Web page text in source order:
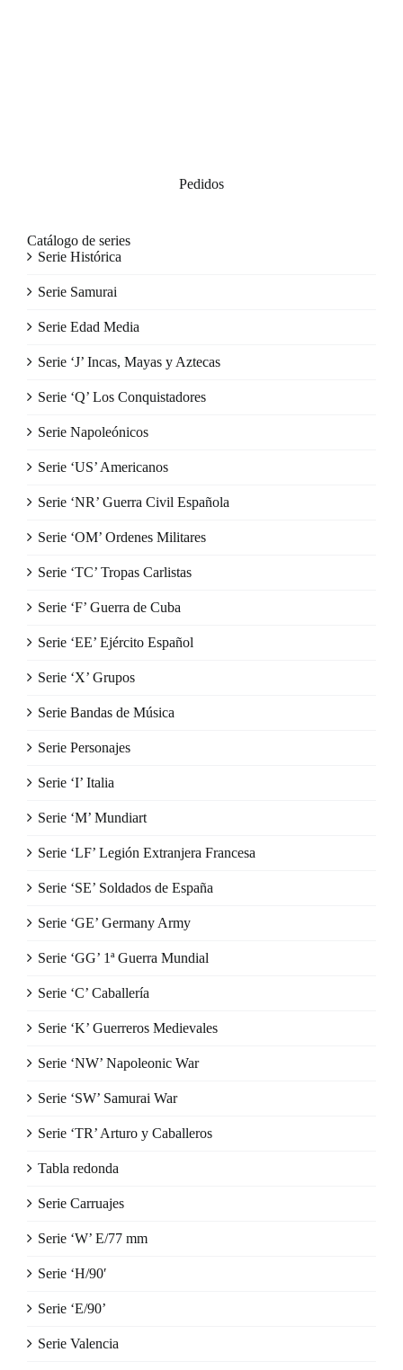
Pedidos
Catálogo de series
Serie Histórica
Serie Samurai
Serie Edad Media
Serie ‘J’ Incas, Mayas y Aztecas
Serie ‘Q’ Los Conquistadores
Serie Napoleónicos
Serie ‘US’ Americanos
Serie ‘NR’ Guerra Civil Española
Serie ‘OM’ Ordenes Militares
Serie ‘TC’ Tropas Carlistas
Serie ‘F’ Guerra de Cuba
Serie ‘EE’ Ejército Español
Serie ‘X’ Grupos
Serie Bandas de Música
Serie Personajes
Serie ‘I’ Italia
Serie ‘M’ Mundiart
Serie ‘LF’ Legión Extranjera Francesa
Serie ‘SE’ Soldados de España
Serie ‘GE’ Germany Army
Serie ‘GG’ 1ª Guerra Mundial
Serie ‘C’ Caballería
Serie ‘K’ Guerreros Medievales
Serie ‘NW’ Napoleonic War
Serie ‘SW’ Samurai War
Serie ‘TR’ Arturo y Caballeros
Tabla redonda
Serie Carruajes
Serie ‘W’ E/77 mm
Serie ‘H/90′
Serie ‘E/90’
Serie Valencia